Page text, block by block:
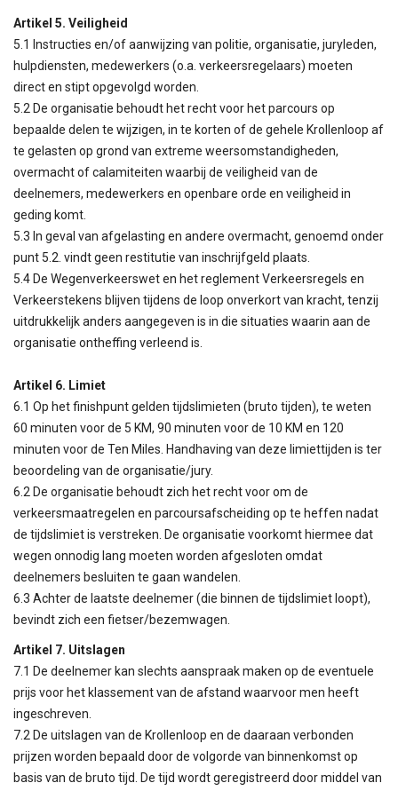
Artikel 5. Veiligheid
5.1 Instructies en/of aanwijzing van politie, organisatie, juryleden,
hulpdiensten, medewerkers (o.a. verkeersregelaars) moeten
direct en stipt opgevolgd worden.
5.2 De organisatie behoudt het recht voor het parcours op
bepaalde delen te wijzigen, in te korten of de gehele Krollenloop af
te gelasten op grond van extreme weersomstandigheden,
overmacht of calamiteiten waarbij de veiligheid van de
deelnemers, medewerkers en openbare orde en veiligheid in
geding komt.
5.3 In geval van afgelasting en andere overmacht, genoemd onder
punt 5.2. vindt geen restitutie van inschrijfgeld plaats.
5.4 De Wegenverkeerswet en het reglement Verkeersregels en
Verkeerstekens blijven tijdens de loop onverkort van kracht, tenzij
uitdrukkelijk anders aangegeven is in die situaties waarin aan de
organisatie ontheffing verleend is.
Artikel 6. Limiet
6.1 Op het finishpunt gelden tijdslimieten (bruto tijden), te weten
60 minuten voor de 5 KM, 90 minuten voor de 10 KM en 120
minuten voor de Ten Miles. Handhaving van deze limiettijden is ter
beoordeling van de organisatie/jury.
6.2 De organisatie behoudt zich het recht voor om de
verkeersmaatregelen en parcoursafscheiding op te heffen nadat
de tijdslimiet is verstreken. De organisatie voorkomt hiermee dat
wegen onnodig lang moeten worden afgesloten omdat
deelnemers besluiten te gaan wandelen.
6.3 Achter de laatste deelnemer (die binnen de tijdslimiet loopt),
bevindt zich een fietser/bezemwagen.
Artikel 7. Uitslagen
7.1 De deelnemer kan slechts aanspraak maken op de eventuele
prijs voor het klassement van de afstand waarvoor men heeft
ingeschreven.
7.2 De uitslagen van de Krollenloop en de daaraan verbonden
prijzen worden bepaald door de volgorde van binnenkomst op
basis van de bruto tijd. De tijd wordt geregistreerd door middel van